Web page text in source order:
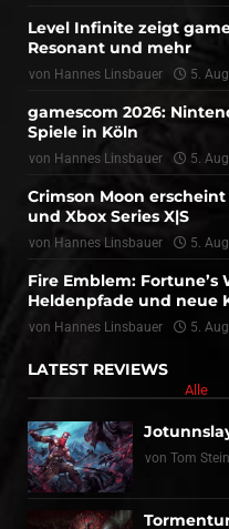
Level Infinite zeigt
Resonant und mehr
von Hannes Linsbauer 5.
gamescom 2026:
Spiele in Köln
von Hannes Linsbauer 5.
Crimson Moon erscheint
und Xbox Series X|S
von Hannes Linsbauer 5.
Fire Emblem: Fortune’s
Heldenpfade und neue
von Hannes Linsbauer 5.
LATEST REVIEWS
Alle
von Tom